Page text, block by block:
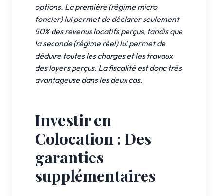
options. La première (régime micro
foncier) lui permet de déclarer seulement
50% des revenus locatifs perçus, tandis que
la seconde (régime réel) lui permet de
déduire toutes les charges et les travaux
des loyers perçus. La fiscalité est donc très
avantageuse dans les deux cas.
Investir en
Colocation : Des
garanties
supplémentaires